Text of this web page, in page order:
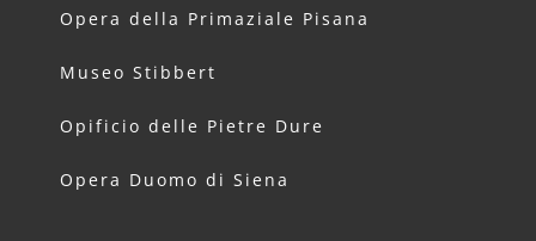
Opera della Primaziale Pisana
Museo Stibbert
Opificio delle Pietre Dure
Opera Duomo di Siena